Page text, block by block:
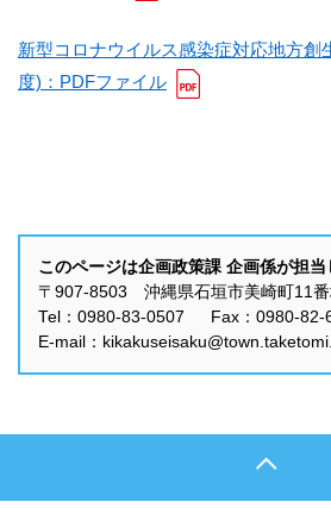
新型コロナウイルス感染症対応地方創
度)：PDFファイル
このページは企画政策課 企画係が担当
〒907-8503 沖縄県石垣市美崎町11番
Tel：0980-83-0507 Fax：0980-82-
E-mail：